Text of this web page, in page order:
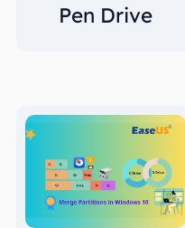
Pen Drive